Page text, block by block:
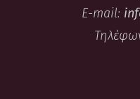
E-mail: